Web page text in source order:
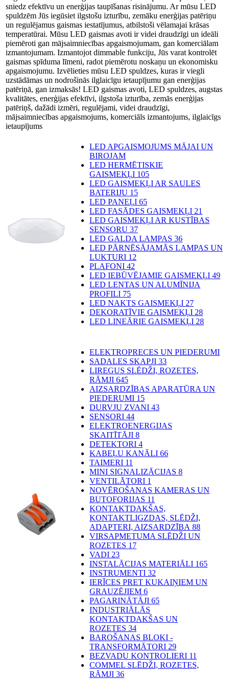
sniedz efektīvu un enerģijas taupīšanas risinājumu. Ar mūsu LED
spuldzēm Jūs iegūsiet ilgstošu izturību, zemāku enerģijas patēriņu
un regulējamus gaismas iestatījumus, atbilstoši vēlamajai krāsas
temperatūrai. Mūsu LED gaismas avoti ir videi draudzīgi un ideāli
piemēroti gan mājsaimniecības apgaismojumam, gan komerciālam
izmantojumam. Izmantojot dimmable funkciju, Jūs varat kontrolēt
gaismas spīduma līmeni, radot piemērotu noskaņu un ekonomisku
apgaismojumu. Izvēlieties mūsu LED spuldzes, kuras ir viegli
uzstādāmas un nodrošinās ilglaicīgu ietaupījumu gan enerģijas
patēriņā, gan izmaksās! LED gaismas avoti, LED spuldzes, augstas
kvalitātes, enerģijas efektīvi, ilgstoša izturība, zemās enerģijas
patēriņš, dažādi izmēri, regulējami, videi draudzīgi,
mājsaimniecības apgaismojums, komerciāls izmantojums, ilglaicīgs
ietaupījums
LED APGAISMOJUMS MĀJAI UN
BIROJAM
LED HERMĒTISKIE
GAISMEKĻI 105
LED GAISMEKĻI AR SAULES
BATERIJU 15
LED PANEĻI 65
LED FASĀDES GAISMEKĻI 21
LED GAISMEKĻI AR KUSTĪBAS
SENSORU 37
LED GALDA LAMPAS 36
LED PĀRNĒSĀJAMĀS LAMPAS UN
LUKTURI 12
PLAFONI 42
LED IEBŪVĒJAMIE GAISMEKĻI 49
LED LENTAS UN ALUMĪNIJA
PROFILI 75
LED NAKTS GAISMEKĻI 27
DEKORATĪVIE GAISMEKĻI 28
LED LINEĀRIE GAISMEKĻI 28
ELEKTROPRECES UN PIEDERUMI
SADALES SKAPJI 33
LIREGUS SLĒDŽI, ROZETES,
RĀMJI 645
AIZSARDZĪBAS APARATŪRA UN
PIEDERUMI 15
DURVJU ZVANI 43
SENSORI 44
ELEKTROENERĢIJAS
SKAITĪTĀJI 8
DETEKTORI 4
KABEĻU KANĀLI 66
TAIMERI 11
MINI SIGNALIZĀCIJAS 8
VENTILĀTORI 1
NOVĒROŠANAS KAMERAS UN
BUTOFORIJAS 11
KONTAKTDAKŠAS,
KONTAKTLIGZDAS, SLĒDŽI,
ADAPTERI, AIZSARDZĪBA 88
VIRSAPMETUMA SLĒDŽI UN
ROZETES 17
VADI 23
INSTALĀCIJAS MATERIĀLI 165
INSTRUMENTI 32
IERĪCES PRET KUKAIŅIEM UN
GRAUZĒJIEM 6
PAGARINĀTĀJI 65
INDUSTRIĀLĀS
KONTAKTDAKŠAS UN
ROZETES 34
BAROŠANAS BLOKI -
TRANSFORMĀTORI 29
BEZVADU KONTROLIERI 11
COMMEL SLĒDŽI, ROZETES,
RĀMJI 36